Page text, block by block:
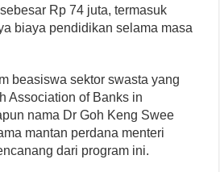
Rp 74 juta, termasuk
biaya pendidikan selama masa
beasiswa sektor swasta yang
Association of Banks in
nama Dr Goh Keng Swee
mantan perdana menteri
dari program ini.